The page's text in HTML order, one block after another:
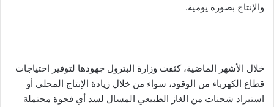
والإنتاج بصورة يومية.
خلال الأشهر الماضية، كثفت وزارة البترول جهودها لتوفير احتياجات
قطاع الكهرباء من الوقود، سواء من خلال زيادة الإنتاج المحلي أو
استيراد شحنات من الغاز الطبيعي المسال لسد أي فجوة محتملة